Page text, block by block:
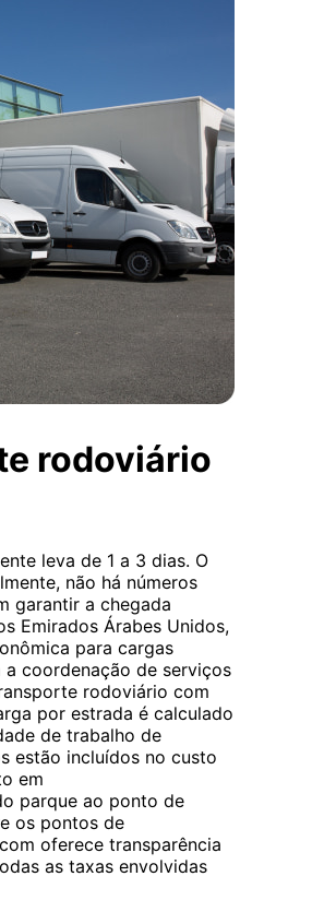
rodoviário
leva de 1 a 3 dias. O
não há números
garantir a chegada
Emirados Árabes Unidos,
para cargas
coordenação de serviços
rodoviário com
por estrada é calculado
de trabalho de
estão incluídos no custo
em
parque ao ponto de
os pontos de
oferece transparência
as taxas envolvidas